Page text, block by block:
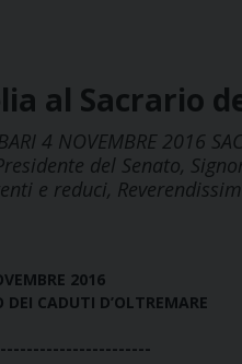
al Sacrario
4 NOVEMBRE 2016
del Senato,
e reduci,
2016
DEI CADUTI D’OLTREMARE